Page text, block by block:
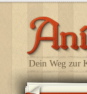
Dein Weg zur